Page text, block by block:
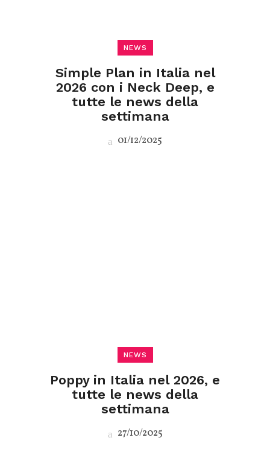
NEWS
Simple Plan in Italia nel
2026 con i Neck Deep, e
tutte le news della
settimana
01/12/2025
NEWS
Poppy in Italia nel 2026, e
tutte le news della
settimana
27/10/2025